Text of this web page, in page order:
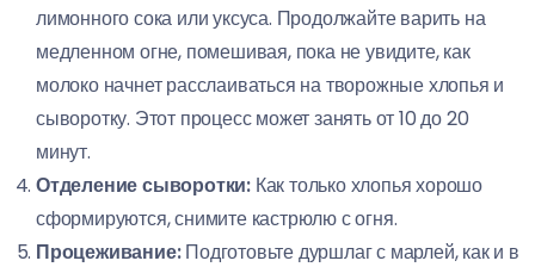
лимонного сока или уксуса. Продолжайте варить на
медленном огне, помешивая, пока не увидите, как
молоко начнет расслаиваться на творожные хлопья и
сыворотку. Этот процесс может занять от 10 до 20
минут.
Отделение сыворотки: Как только хлопья хорошо
сформируются, снимите кастрюлю с огня.
Процеживание:Подготовьте дуршлаг с марлей, как и в